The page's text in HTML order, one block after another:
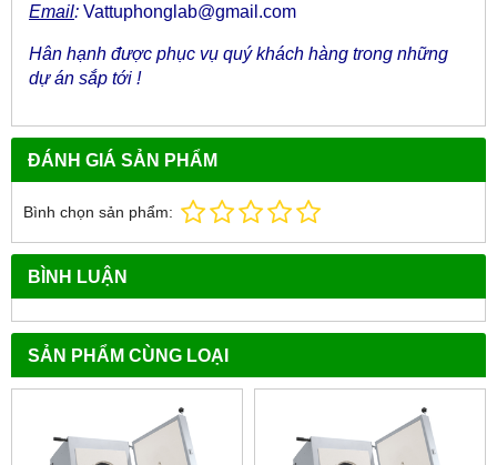
Email: Vattuphonglab@gmail.com
Hân hạnh được phục vụ quý khách hàng trong những
dự án sắp tới !
ĐÁNH GIÁ SẢN PHẨM
Bình chọn sản phẩm:
BÌNH LUẬN
SẢN PHẨM CÙNG LOẠI